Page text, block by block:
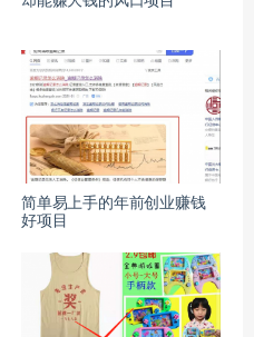
简单易上手的年前创业赚钱
好项目